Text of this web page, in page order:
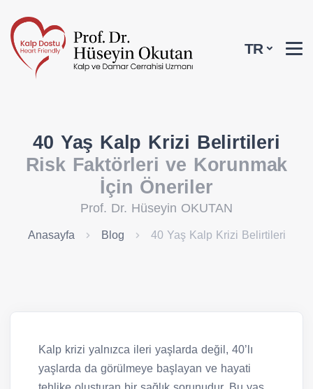
TR
40 Yaş Kalp Krizi Belirtileri
Risk Faktörleri ve Korunmak
İçin Öneriler
Prof. Dr. Hüseyin OKUTAN
Anasayfa Blog 40 Yaş Kalp Krizi Belirtileri
Kalp krizi yalnızca ileri yaşlarda değil, 40’lı
yaşlarda da görülmeye başlayan ve hayati